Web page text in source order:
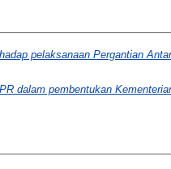
pelaksanaan Pergantian
dalam pembentukan